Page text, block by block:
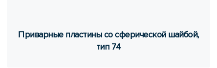
При­вар­ные пла­сти­ны со сфе­ри­че­ской шай­бой,
тип 74